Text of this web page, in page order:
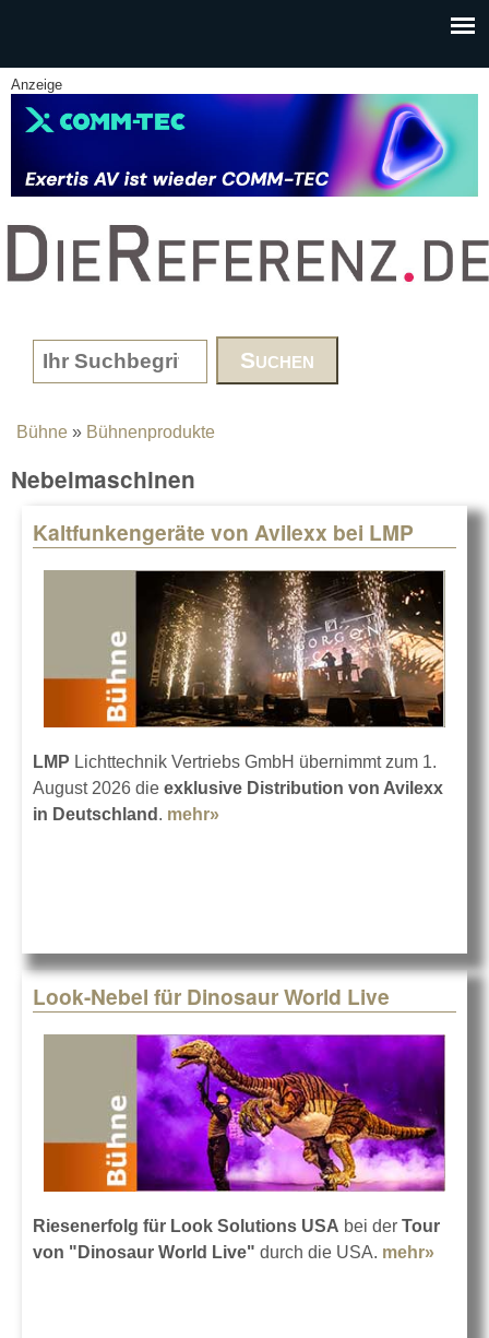
Anzeige
www.DieReferenz.de
Search form
You are here
Bühne » Bühnenprodukte
Nebelmaschinen
Kaltfunkengeräte von Avilexx bei LMP
LMP Lichttechnik Vertriebs GmbH übernimmt zum 1.
August 2026 die exklusive Distribution von Avilexx
in Deutschland . mehr»
Look-Nebel für Dinosaur World Live
Riesenerfolg für Look Solutions USA bei der Tour
von "Dinosaur World Live" durch die USA. mehr»
Pages